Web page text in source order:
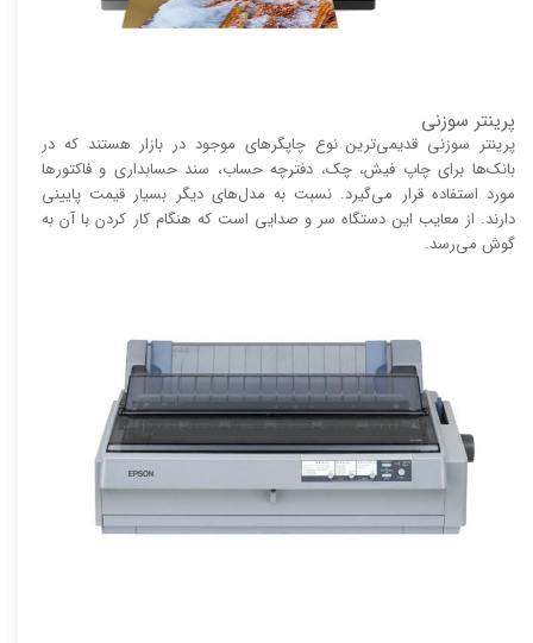
پرینتر سوزنی
پرینتر سوزنی قدیمی‌ترین نوع چاپگر‌های موجود در بازار هستند که در
بانک‌ها برای چاپ فیش، چک، دفترچه حساب، سند حسابداری و فاکتور‌ها
مورد استفاده قرار می‌گیرد. نسبت به مدل‌های دیگر بسیار قیمت پایینی
دارند. از معایب این دستگاه سر و صدایی است که هنگام کار کردن با آن به
گوش می‌رسد.